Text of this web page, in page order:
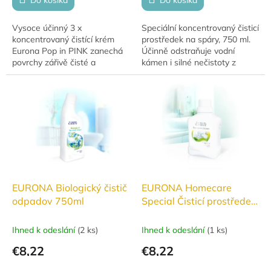
Vysoce účinný 3 x
koncentrovaný čistící krém
Eurona Pop in PINK zanechá
povrchy zářivě čisté a
provoněné letní kosmetickou
nečistoty bez poškrábání.
Speciální koncentrovaný čisticí
prostředek na spáry, 750 ml.
Účinně odstraňuje vodní
kámen i silné nečistoty z
cementových spár bez drhnutí
EURONA Biologický čistič
odpadov 750ml
Ihned k odeslání (2 ks)
€8,22
EURONA Homecare
Special Čisticí prostředek
Ihned k odeslání (1 ks)
€8,22